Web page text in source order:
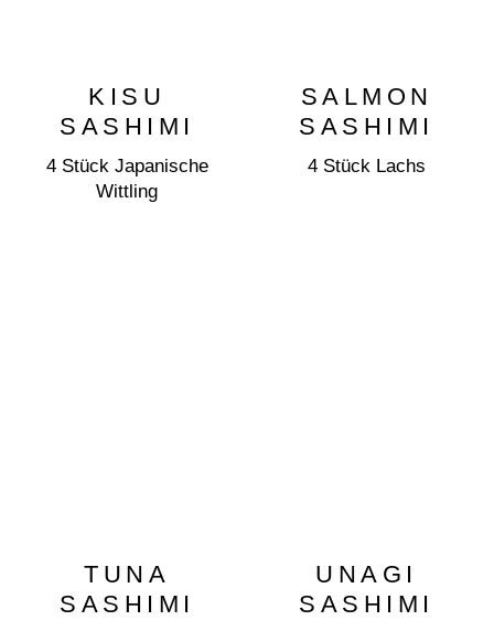
KISU
SASHIMI
4 Stück Japanische
Wittling
SALMON
SASHIMI
4 Stück Lachs
TUNA
SASHIMI
UNAGI
SASHIMI